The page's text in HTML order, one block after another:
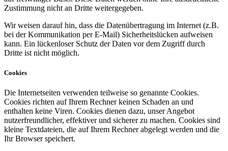
Zustimmung nicht an Dritte weitergegeben.
Wir weisen darauf hin, dass die Datenübertragung im Internet (z.B.
bei der Kommunikation per E-Mail) Sicherheitslücken aufweisen
kann. Ein lückenloser Schutz der Daten vor dem Zugriff durch
Dritte ist nicht möglich.
Cookies
Die Internetseiten verwenden teilweise so genannte Cookies.
Cookies richten auf Ihrem Rechner keinen Schaden an und
enthalten keine Viren. Cookies dienen dazu, unser Angebot
nutzerfreundlicher, effektiver und sicherer zu machen. Cookies sind
kleine Textdateien, die auf Ihrem Rechner abgelegt werden und die
Ihr Browser speichert.